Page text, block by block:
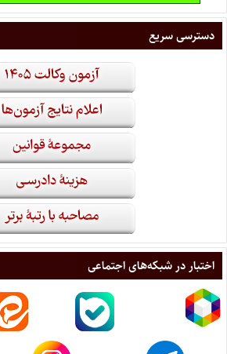
دسترسی سریع
اختبار در شبکه‌های اجتماعی